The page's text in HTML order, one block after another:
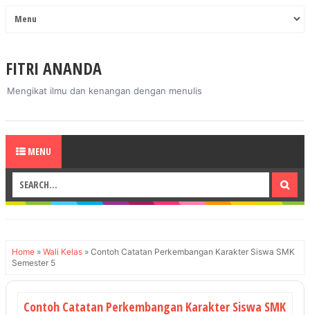
FITRI ANANDA
Mengikat ilmu dan kenangan dengan menulis
MENU
Home » Wali Kelas » Contoh Catatan Perkembangan Karakter Siswa SMK
Semester 5
Contoh Catatan Perkembangan Karakter Siswa SMK